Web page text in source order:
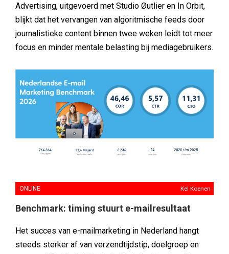
Advertising, uitgevoerd met Studio Øutlier en In Orbit,
blijkt dat het vervangen van algoritmische feeds door
journalistieke content binnen twee weken leidt tot meer
focus en minder mentale belasting bij mediagebruikers.
ONLINE Kel Koenen
Benchmark: timing stuurt e-mailresultaat
Het succes van e-mailmarketing in Nederland hangt
steeds sterker af van verzendtijdstip, doelgroep en